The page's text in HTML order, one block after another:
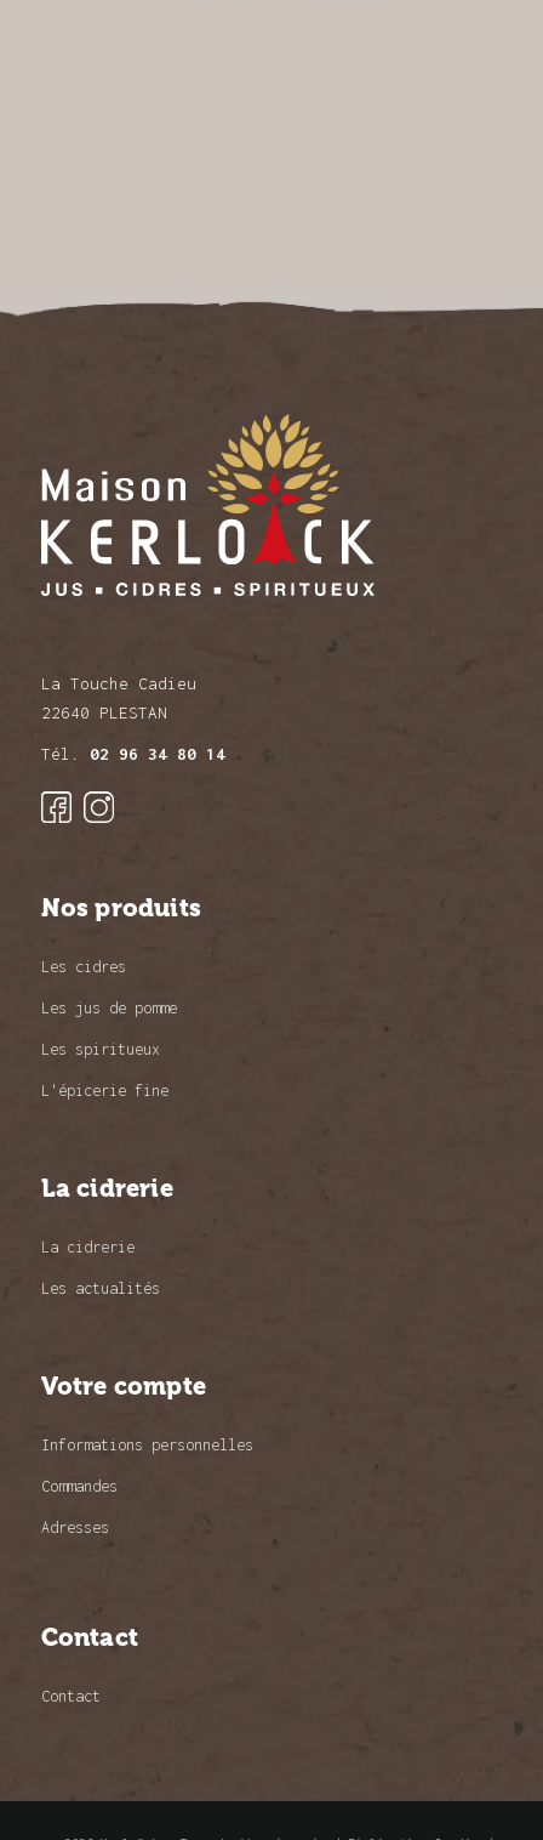
La Touche Cadieu
22640 PLESTAN
Tél. 02 96 34 80 14
Nos produits
Les cidres
Les jus de pomme
Les spiritueux
L'épicerie fine
La cidrerie
La cidrerie
Les actualités
Votre compte
Informations personnelles
Commandes
Adresses
Contact
Contact